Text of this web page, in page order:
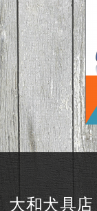
大和犬具